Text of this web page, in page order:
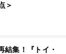
＞
結集！『トイ・